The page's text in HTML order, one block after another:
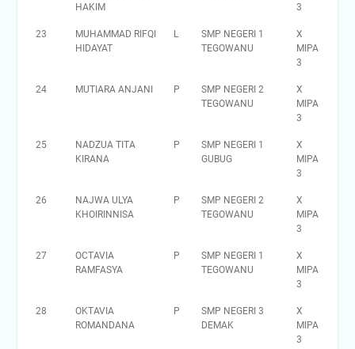
HAKIM
3
23
MUHAMMAD RIFQI
HIDAYAT
L
SMP NEGERI 1
TEGOWANU
X
MIPA
3
24 MUTIARA ANJANI P
SMP NEGERI 2
TEGOWANU
X
MIPA
3
25
NADZUA TITA
KIRANA
P
SMP NEGERI 1
GUBUG
X
MIPA
3
26
NAJWA ULYA
KHOIRINNISA
P
SMP NEGERI 2
TEGOWANU
X
MIPA
3
27
OCTAVIA
RAMFASYA
P
SMP NEGERI 1
TEGOWANU
X
MIPA
3
28
OKTAVIA
ROMANDANA
P
SMP NEGERI 3
DEMAK
X
MIPA
3